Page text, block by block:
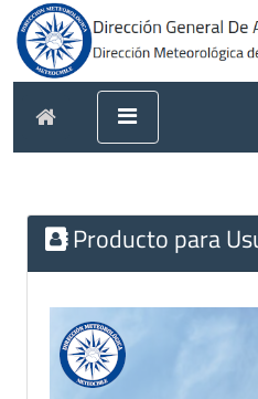
Producto para